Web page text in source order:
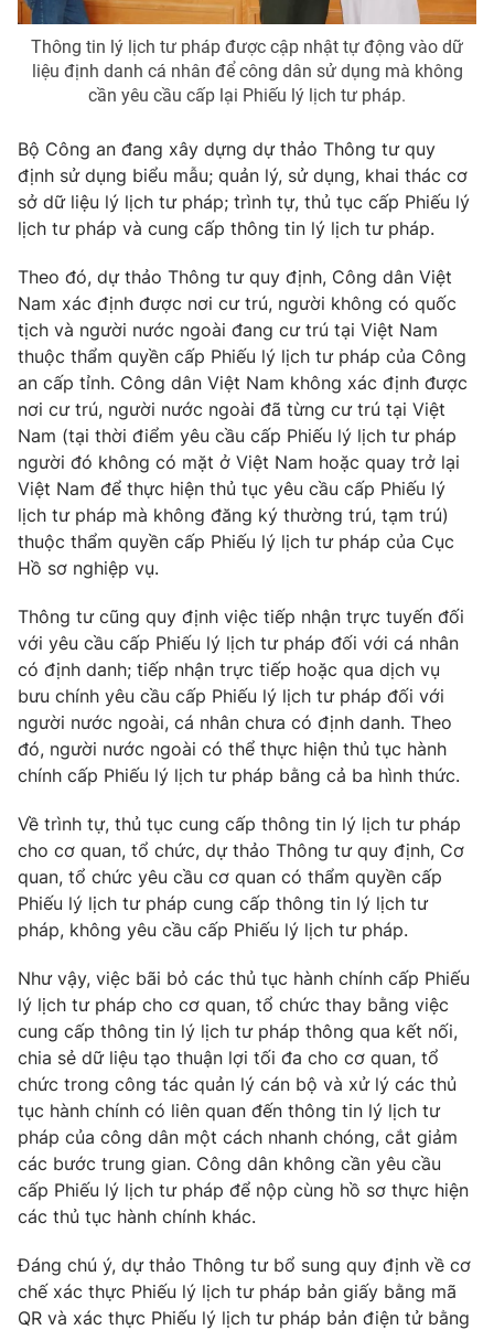
Giải sao mai
Sao
Làm đẹp
Chất lượng cuộc sống
Tuyển sinh
Học trực tuyến
Công nghệ
Hitech Công nghệ tương lai
Sản phẩm
Thị trường
Tư vấn
Lịch phát sóng
Chuyên mục khác
Emagazine Podcast
Photo Infographic
Video Shorts video
VTV Money VTV Thể thao
VTV Sức khoẻ
Thị trường 24h Tấm lòng Việt
VTV4 Vươn mình bằng AI
VTV9 VTV8
Liên hệ tòa soạn English
THỜI BÁO VTV
Theo dõi báo trên
Cơ quan chủ quản:Đài Truyền hình Việt Nam
Cơ quan báo chí: Thời báo VTV
Giấy phép hoạt động báo in và báo điện tử số 483/GP-BTTTT
cấp ngày 29/12/2023
Tổng Biên tập:Vũ Thanh Thủy
Phó Tổng Biên tập:Nguyễn Thị Mỹ Hạnh, Phạm Quốc Thắng,
Nguyễn Trọng Ninh
Tổng đài VTV:024.38 355 931 - 024.38 355 932
Thông tin lý lịch tư pháp được cập nhật tự động vào dữ
liệu định danh cá nhân để công dân sử dụng mà không
cần yêu cầu cấp lại Phiếu lý lịch tư pháp.
Bộ Công an đang xây dựng dự thảo Thông tư quy
định sử dụng biểu mẫu; quản lý, sử dụng, khai thác cơ
sở dữ liệu lý lịch tư pháp; trình tự, thủ tục cấp Phiếu lý
lịch tư pháp và cung cấp thông tin lý lịch tư pháp.
Theo đó, dự thảo Thông tư quy định, Công dân Việt
Nam xác định được nơi cư trú, người không có quốc
tịch và người nước ngoài đang cư trú tại Việt Nam
thuộc thẩm quyền cấp Phiếu lý lịch tư pháp của Công
an cấp tỉnh. Công dân Việt Nam không xác định được
nơi cư trú, người nước ngoài đã từng cư trú tại Việt
Nam (tại thời điểm yêu cầu cấp Phiếu lý lịch tư pháp
người đó không có mặt ở Việt Nam hoặc quay trở lại
Việt Nam để thực hiện thủ tục yêu cầu cấp Phiếu lý
lịch tư pháp mà không đăng ký thường trú, tạm trú)
thuộc thẩm quyền cấp Phiếu lý lịch tư pháp của Cục
Hồ sơ nghiệp vụ.
Thông tư cũng quy định việc tiếp nhận trực tuyến đối
với yêu cầu cấp Phiếu lý lịch tư pháp đối với cá nhân
có định danh; tiếp nhận trực tiếp hoặc qua dịch vụ
bưu chính yêu cầu cấp Phiếu lý lịch tư pháp đối với
người nước ngoài, cá nhân chưa có định danh. Theo
đó, người nước ngoài có thể thực hiện thủ tục hành
chính cấp Phiếu lý lịch tư pháp bằng cả ba hình thức.
Về trình tự, thủ tục cung cấp thông tin lý lịch tư pháp
cho cơ quan, tổ chức, dự thảo Thông tư quy định, Cơ
quan, tổ chức yêu cầu cơ quan có thẩm quyền cấp
Phiếu lý lịch tư pháp cung cấp thông tin lý lịch tư
pháp, không yêu cầu cấp Phiếu lý lịch tư pháp.
Như vậy, việc bãi bỏ các thủ tục hành chính cấp Phiếu
lý lịch tư pháp cho cơ quan, tổ chức thay bằng việc
cung cấp thông tin lý lịch tư pháp thông qua kết nối,
chia sẻ dữ liệu tạo thuận lợi tối đa cho cơ quan, tổ
chức trong công tác quản lý cán bộ và xử lý các thủ
tục hành chính có liên quan đến thông tin lý lịch tư
pháp của công dân một cách nhanh chóng, cắt giảm
các bước trung gian. Công dân không cần yêu cầu
cấp Phiếu lý lịch tư pháp để nộp cùng hồ sơ thực hiện
các thủ tục hành chính khác.
Đáng chú ý, dự thảo Thông tư bổ sung quy định về cơ
chế xác thực Phiếu lý lịch tư pháp bản giấy bằng mã
QR và xác thực Phiếu lý lịch tư pháp bản điện tử bằng